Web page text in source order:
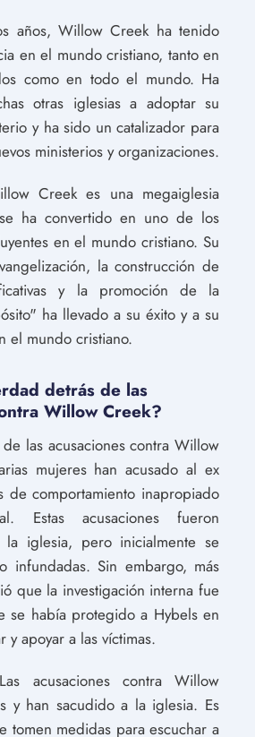
años, Willow Creek ha tenido
en el mundo cristiano, tanto en
como en todo el mundo. Ha
otras iglesias a adoptar su
y ha sido un catalizador para
ministerios y organizaciones.
Creek es una megaiglesia
ha convertido en uno de los
en el mundo cristiano. Su
la construcción de
y la promoción de la
ha llevado a su éxito y a su
el mundo cristiano.
detrás de las
Willow Creek?
las acusaciones contra Willow
mujeres han acusado al ex
de comportamiento inapropiado
Estas acusaciones fueron
la iglesia, pero inicialmente se
infundadas. Sin embargo, más
que la investigación interna fue
se había protegido a Hybels en
y apoyar a las víctimas.
acusaciones contra Willow
y han sacudido a la iglesia. Es
tomen medidas para escuchar a